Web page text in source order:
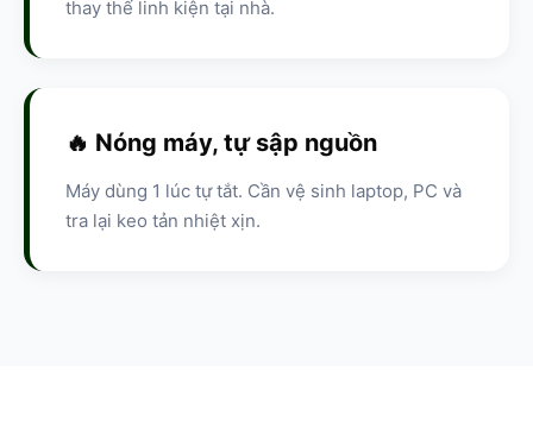
thay thế linh kiện tại nhà.
🔥 Nóng máy, tự sập nguồn
Máy dùng 1 lúc tự tắt. Cần vệ sinh laptop, PC và
tra lại keo tản nhiệt xịn.